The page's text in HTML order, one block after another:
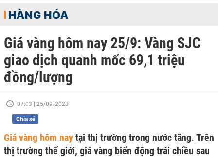
HÀNG HÓA
Giá vàng hôm nay 25/9: Vàng SJC
giao dịch quanh mốc 69,1 triệu
đồng/lượng
07:03 | 25/09/2023
Chia sẻ
Giá vàng hôm nay tại thị trường trong nước tăng. Trên
thị trường thế giới, giá vàng biến động trái chiều sau